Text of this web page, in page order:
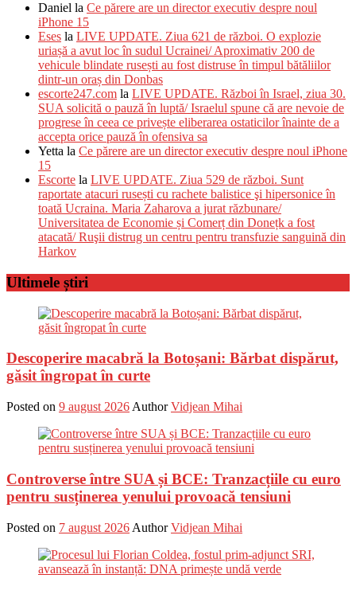
Daniel la Ce părere are un director executiv despre noul
iPhone 15
Eses la LIVE UPDATE. Ziua 621 de război. O explozie
uriașă a avut loc în sudul Ucrainei/ Aproximativ 200 de
vehicule blindate rusești au fost distruse în timpul bătăliilor
dintr-un oraș din Donbas
escorte247.com la LIVE UPDATE. Război în Israel, ziua 30.
SUA solicită o pauză în luptă/ Israelul spune că are nevoie de
progrese în ceea ce privește eliberarea ostaticilor înainte de a
accepta orice pauză în ofensiva sa
Yetta la Ce părere are un director executiv despre noul iPhone
15
Escorte la LIVE UPDATE. Ziua 529 de război. Sunt
raportate atacuri rusești cu rachete balistice şi hipersonice în
toată Ucraina. Maria Zaharova a jurat răzbunare/
Universitatea de Economie și Comerț din Donețk a fost
atacată/ Ruşii distrug un centru pentru transfuzie sanguină din
Harkov
Ultimele știri
Descoperire macabră la Botoșani: Bărbat dispărut,
găsit îngropat în curte
Posted on 9 august 2026 Author Vidjean Mihai
Controverse între SUA și BCE: Tranzacțiile cu euro
pentru susținerea yenului provoacă tensiuni
Posted on 7 august 2026 Author Vidjean Mihai